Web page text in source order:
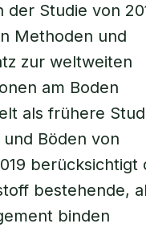
Studie von
Methoden und
zur weltweiten
am Boden
als frühere
Böden von
berücksichtigt
bestehende,
binden